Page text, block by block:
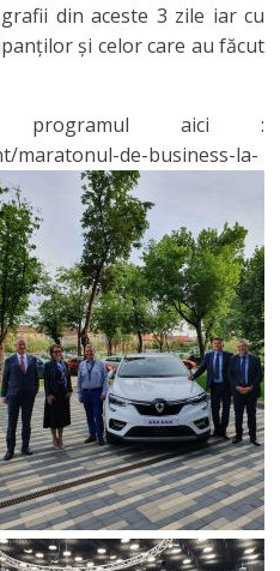
din aceste 3 zile iar cu
și celor care au făcut
programul aici :
maratonul-de-business-la-